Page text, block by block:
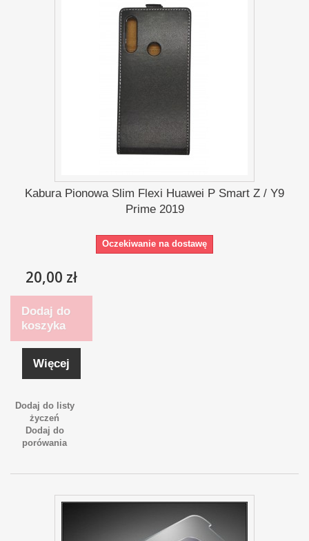
Kabura Pionowa Slim Flexi Huawei P Smart Z / Y9
Prime 2019
Oczekiwanie na dostawę
20,00 zł
Dodaj do
koszyka
Więcej
Dodaj do listy
życzeń
Dodaj do
porówania